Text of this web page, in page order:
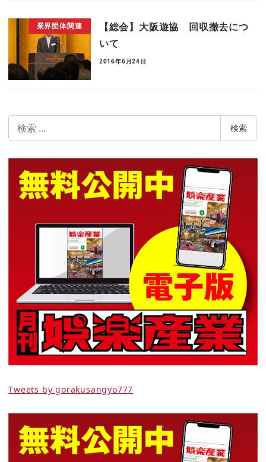
業界団体関連
【総会】大阪遊協 回収撤去につ
いて
2016年6月24日
索
検索
Tweets by gorakusangyo777